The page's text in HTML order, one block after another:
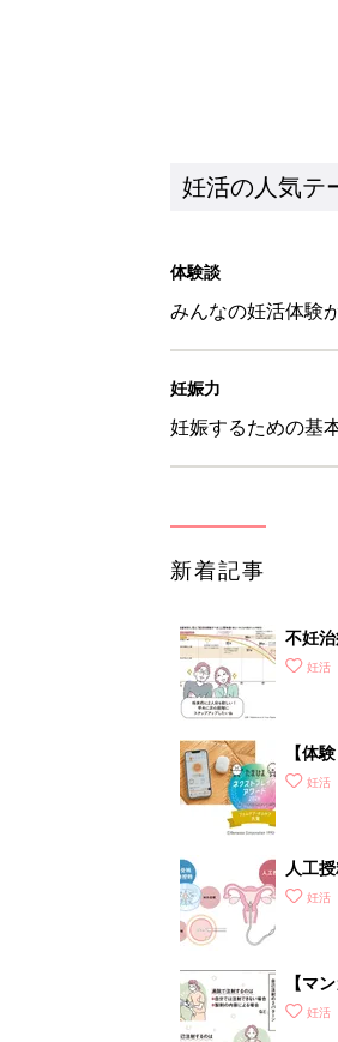
妊活の人気テ
体験談
みんなの妊活体験
妊娠力
妊娠するための基
新着記事
不妊
妊活
【体
妊活
人工
妊活
【マ
診ガイ
妊活